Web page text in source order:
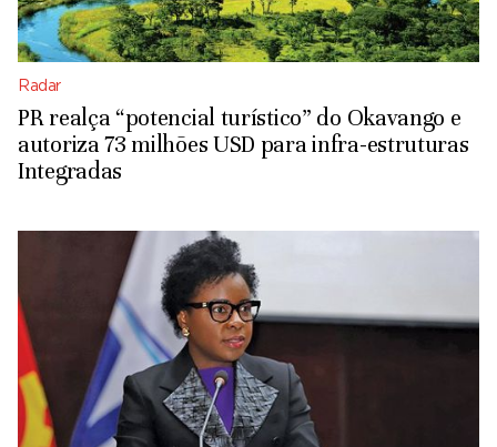
Radar
PR realça “potencial turístico” do Okavango e
autoriza 73 milhões USD para infra-estruturas
Integradas